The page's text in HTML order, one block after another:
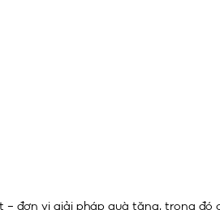
– đơn vị giải pháp quà tặng, trong đó